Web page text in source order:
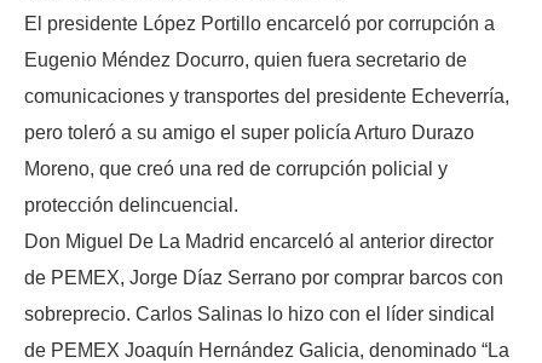
El presidente López Portillo encarceló por corrupción a
Eugenio Méndez Docurro, quien fuera secretario de
comunicaciones y transportes del presidente Echeverría,
pero toleró a su amigo el super policía Arturo Durazo
Moreno, que creó una red de corrupción policial y
protección delincuencial.
Don Miguel De La Madrid encarceló al anterior director
de PEMEX, Jorge Díaz Serrano por comprar barcos con
sobreprecio. Carlos Salinas lo hizo con el líder sindical
de PEMEX Joaquín Hernández Galicia, denominado “La